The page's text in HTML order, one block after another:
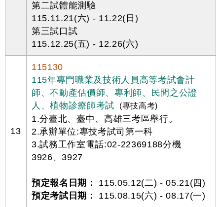
第二試體能測驗
115.11.21(六) - 11.22(日)
第三試口試
115.12.25(五) - 12.26(六)
13
115130
115年專門職業及技術人員高等考試會計
師、不動產估價師、專利師、民間之公證
人、植物診療師考試
(專技高考)
1.分臺北、臺中、高雄三考區舉行。
2.承辦單位:專技考試司第一科
3.試務工作室電話:02-22369188分機
3926、3927
預定報名日期：
115.05.12(二) - 05.21(四)
預定考試日期：
115.08.15(六) - 08.17(一)